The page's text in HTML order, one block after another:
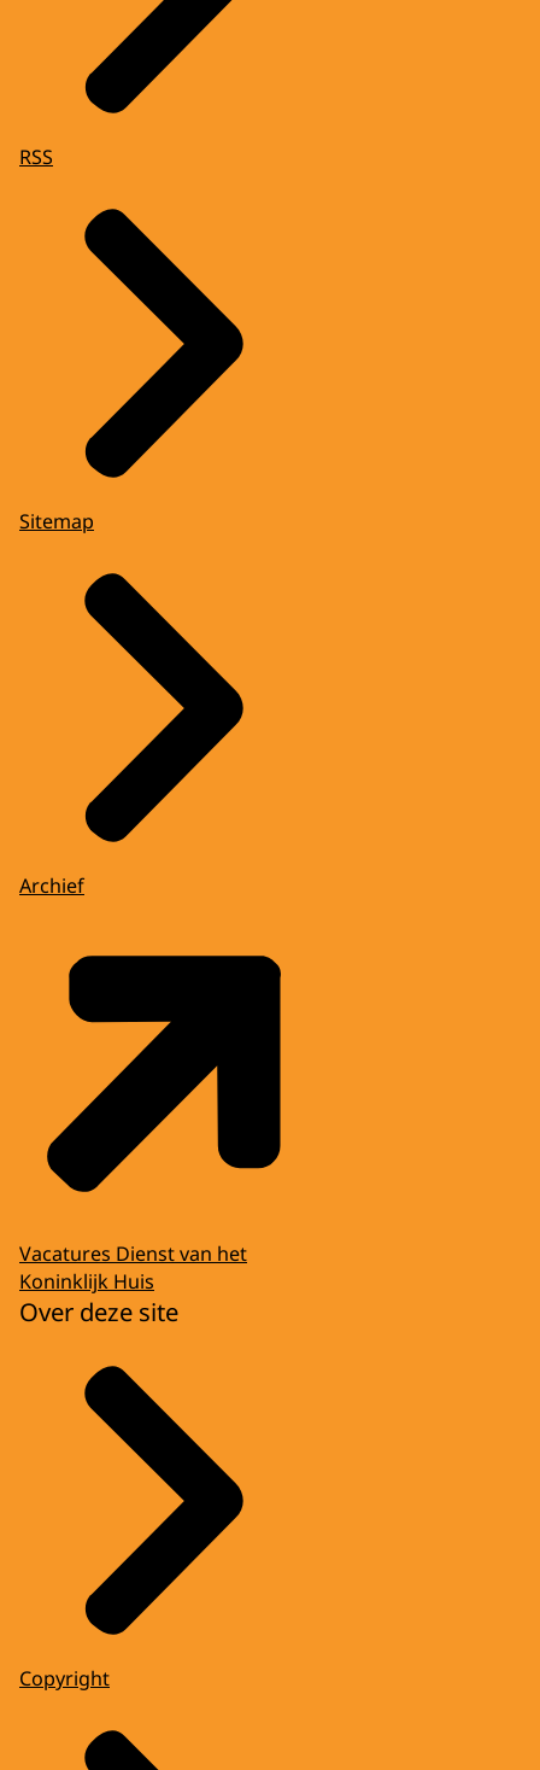
RSS
Sitemap
Archief
Vacatures Dienst van het
Koninklijk Huis
Over deze site
Copyright